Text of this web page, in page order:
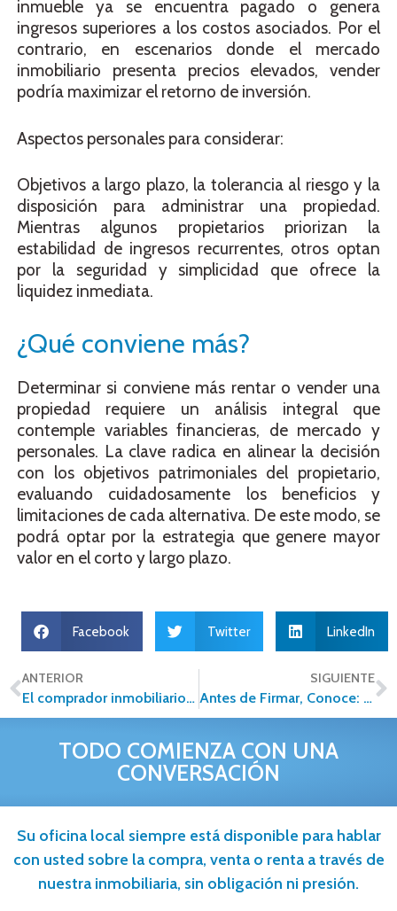
inmueble ya se encuentra pagado o genera
ingresos superiores a los costos asociados. Por el
contrario, en escenarios donde el mercado
inmobiliario presenta precios elevados, vender
podría maximizar el retorno de inversión.
Aspectos personales para considerar:
Objetivos a largo plazo, la tolerancia al riesgo y la
disposición para administrar una propiedad.
Mientras algunos propietarios priorizan la
estabilidad de ingresos recurrentes, otros optan
por la seguridad y simplicidad que ofrece la
liquidez inmediata.
¿Qué conviene más?
Determinar si conviene más rentar o vender una
propiedad requiere un análisis integral que
contemple variables financieras, de mercado y
personales. La clave radica en alinear la decisión
con los objetivos patrimoniales del propietario,
evaluando cuidadosamente los beneficios y
limitaciones de cada alternativa. De este modo, se
podrá optar por la estrategia que genere mayor
valor en el corto y largo plazo.
Facebook Twitter LinkedIn
ANTERIOR
El comprador inmobiliario digital en Cancún: claves para competir en 2026
SIGUIENTE
Antes de Firmar, Conoce: Los Términos Inmobiliarios que Pueden Salvar (o Arruinar) tu Inversión
TODO COMIENZA CON UNA
CONVERSACIÓN
Su oficina local siempre está disponible para hablar
con usted sobre la compra, venta o renta a través de
nuestra inmobiliaria, sin obligación ni presión.